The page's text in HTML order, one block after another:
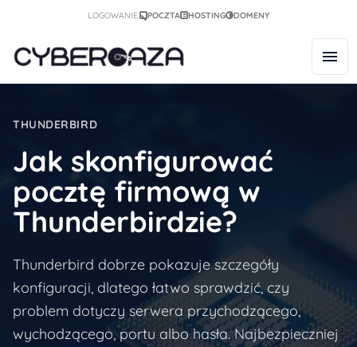
LOGOWANIE: POCZTA HOSTING DOMENY
THUNDERBIRD
Jak skonfigurować
pocztę firmową w
Thunderbirdzie?
Thunderbird dobrze pokazuje szczegóły
konfiguracji, dlatego łatwo sprawdzić, czy
problem dotyczy serwera przychodzącego,
wychodzącego, portu albo hasła. Najbezpieczniej